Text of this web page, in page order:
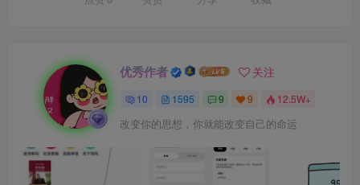
优秀作者 关注
10 1595 9 9 12.5W+
改变你的思想，你就能改变自己的命运